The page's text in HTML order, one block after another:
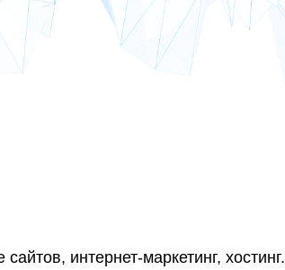
интернет-маркетинг, хостинг.